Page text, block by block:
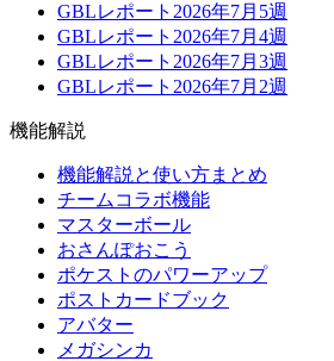
GBLレポート2026年7月5週
GBLレポート2026年7月4週
GBLレポート2026年7月3週
GBLレポート2026年7月2週
機能解説
機能解説と使い方まとめ
チームコラボ機能
マスターボール
おさんぽおこう
ポケストのパワーアップ
ポストカードブック
アバター
メガシンカ